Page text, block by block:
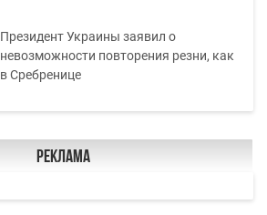
Президент Украины заявил о
невозможности повторения резни, как
в Сребренице
Реклама